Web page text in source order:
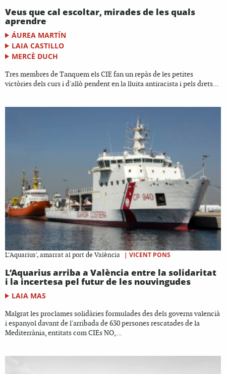
Veus que cal escoltar, mirades de les quals
aprendre
ÁUREA MARTÍN
LAIA CASTILLO
MERCÈ DUCH
Tres membres de Tanquem els CIE fan un repàs de les petites
victòries dels curs i d'allò pendent en la lluita antiracista i pels drets...
L''Aquarius', amarrat al port de València | VICENT PONS
L’Aquarius arriba a València entre la solidaritat
i la incertesa pel futur de les nouvingudes
LAIA MAS
Malgrat les proclames solidàries formulades des dels governs valencià
i espanyol davant de l'arribada de 630 persones rescatades de la
Mediterrània, entitats com CIEs NO,...